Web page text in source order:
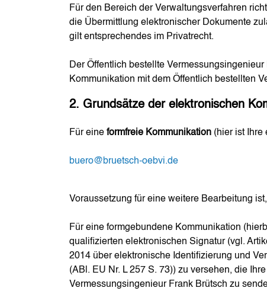
Für den Bereich der Verwaltungsverfahren
die Übermittlung elektronischer Dokumente
gilt entsprechendes im Privatrecht.
Der Öffentlich bestellte
Kommunikation mit dem Öffentlich bestellten
2. Grundsätze der elektronischen
Für eine formfreie Kommunikation (hier ist Ihre
buero@bruetsch-oebvi.de
Voraussetzung für eine weitere Bearbeitung
Für eine formgebundene Kommunikation
qualifizierten elektronischen Signatur (vgl.
2014 über elektronische Identifizierung und
(ABl. EU Nr. L 257 S. 73)) zu versehen, die
Vermessungsingenieur Frank Brütsch zu